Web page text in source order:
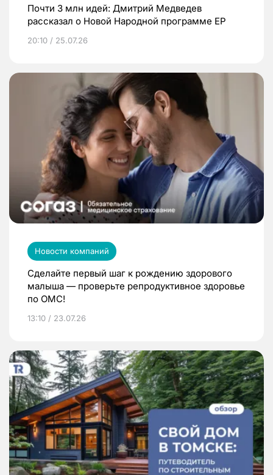
Почти 3 млн идей: Дмитрий Медведев
рассказал о Новой Народной программе ЕР
20:10 / 25.07.26
Новости компаний
Сделайте первый шаг к рождению здорового
малыша — проверьте репродуктивное здоровье
по ОМС!
13:10 / 23.07.26